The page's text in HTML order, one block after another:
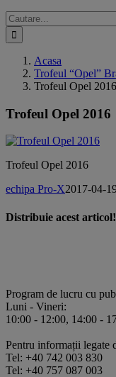
Cautare...
Acasa
Trofeul “Opel”
Trofeul Opel 2016
Trofeul Opel 2016
Trofeul Opel 2016
echipa Pro-X2017-04-
Distribuie acest articol!
Program de lucru cu
Luni - Vineri:
10:00 - 12:00, 14:00 -
Pentru informații legate
Tel: +40 742 003 830
Tel: +40 757 087 003